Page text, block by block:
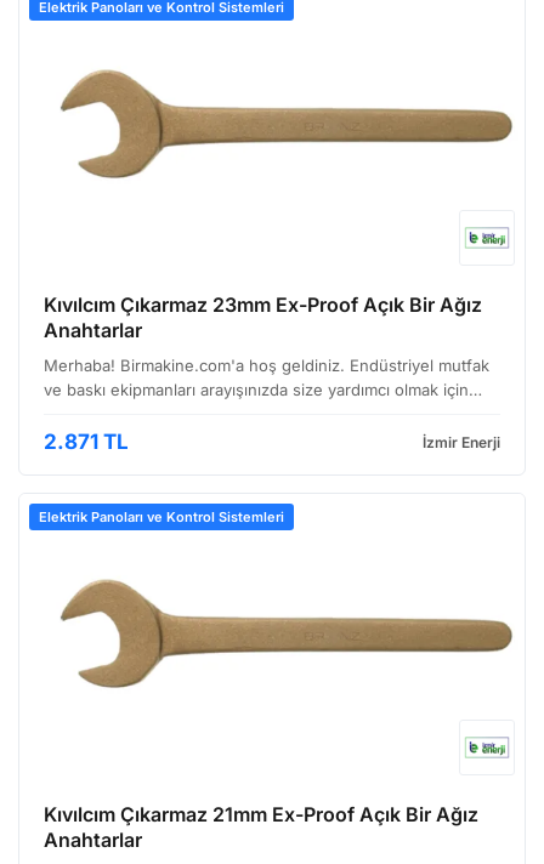
Elektrik Panoları ve Kontrol Sistemleri
Kıvılcım Çıkarmaz 23mm Ex-Proof Açık Bir Ağız
Anahtarlar
Merhaba! Birmakine.com'a hoş geldiniz. Endüstriyel mutfak
ve baskı ekipmanları arayışınızda size yardımcı olmak için
olduğu yerlerde güvenliği ön planda tutan …
2.871 TL İzmir Enerji
Elektrik Panoları ve Kontrol Sistemleri
Kıvılcım Çıkarmaz 21mm Ex-Proof Açık Bir Ağız
Anahtarlar